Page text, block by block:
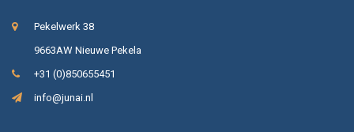
Pekelwerk 38
9663AW Nieuwe Pekela
+31 (0)850655451
info@junai.nl